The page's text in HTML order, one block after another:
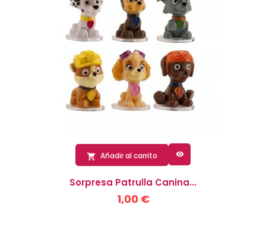
 Añadir al carrito 
Sorpresa Patrulla Canina...
1,00 €